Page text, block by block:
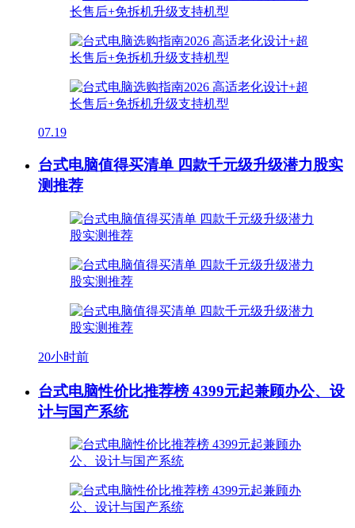
07.19
台式电脑值得买清单 四款千元级升级潜力股实
测推荐
20小时前
台式电脑性价比推荐榜 4399元起兼顾办公、设
计与国产系统